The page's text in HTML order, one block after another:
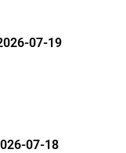
07-19
07-18